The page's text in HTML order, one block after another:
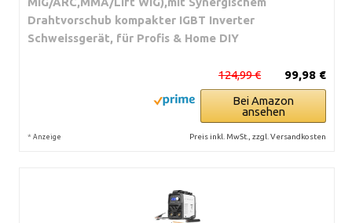
Drahtvorschub kompakter IGBT Inverter
Schweissgerät, für Profis & Home DIY
99,98 €
124,99 €
Bei Amazon
ansehen
* Anzeige Preis inkl. MwSt., zzgl. Versandkosten